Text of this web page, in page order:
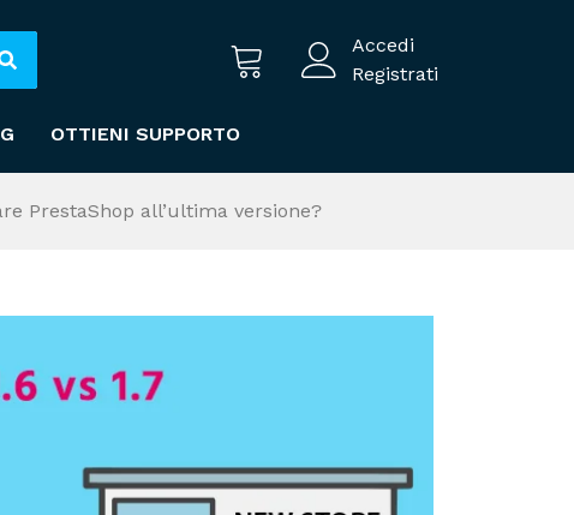
Accedi
Registrati
OTTIENI SUPPORTO
PrestaShop all’ultima versione?